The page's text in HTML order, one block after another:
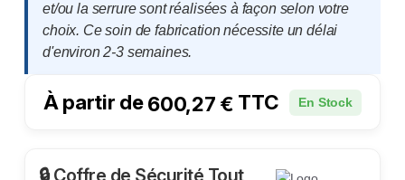
et/ou la serrure sont réalisées à façon selon votre
choix. Ce soin de fabrication nécessite un délai
d'environ 2-3 semaines.
À partir de600,27 € TTC En Stock